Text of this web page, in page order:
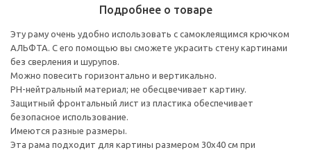
Подробнее о товаре
Эту раму очень удобно использовать с самоклеящимся крючком
АЛЬФТА. С его помощью вы сможете украсить стену картинами
без сверления и шурупов.
Можно повесить горизонтально и вертикально.
PH-нейтральный материал; не обесцвечивает картину.
Защитный фронтальный лист из пластика обеспечивает
безопасное использование.
Имеются разные размеры.
Эта рама подходит для картины размером 30х40 см при